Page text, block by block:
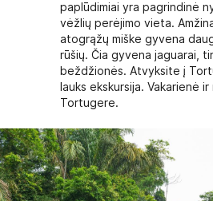
paplūdimiai yra pagrindinė
vėžlių perėjimo vieta.
atogrąžų miške gyvena
rūšių. Čia gyvena jaguarai,
beždžionės. Atvyksite į
lauks ekskursija. Vakarienė
Tortugere.